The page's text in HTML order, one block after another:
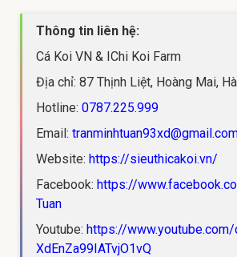
Thông tin liên hệ:
Cá Koi VN & IChi Koi Farm
Địa chỉ: 87 Thịnh Liệt, Hoàng Mai,
Hotline: 0787.225.999
Email:
Website: https://sieuthicakoi.vn/
Facebook: https://
Tuan
Youtube: https://www.youtube.com/
XdEnZa99IATvjO1vQ